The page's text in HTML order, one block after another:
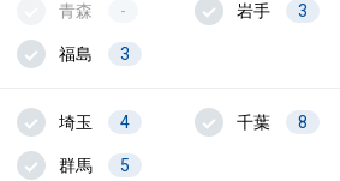
青森 - 岩手 3
福島 3
埼玉 4 千葉 8
群馬 5